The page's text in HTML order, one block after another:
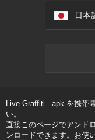
日本
Live Graffiti - apk を携帯
い。
直接このページでアンド
ンロードできます。お使